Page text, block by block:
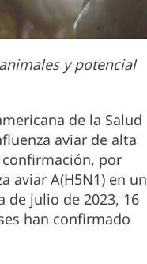
y potencial
de la Salud
aviar de alta
confirmación, por
aviar A(H5N1) en un
de julio de 2023, 16
han confirmado